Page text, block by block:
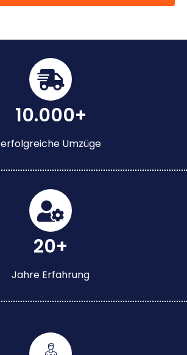
10.000+
erfolgreiche Umzüge
20+
Jahre Erfahrung